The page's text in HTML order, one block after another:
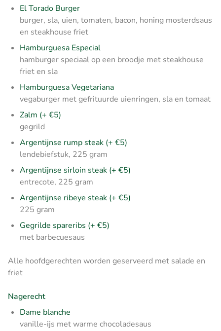
El Torado Burger
burger, sla, uien, tomaten, bacon, honing mosterdsaus
en steakhouse friet
Hamburguesa Especial
hamburger speciaal op een broodje met steakhouse
friet en sla
Hamburguesa Vegetariana
vegaburger met gefrituurde uienringen, sla en tomaat
Zalm (+ €5)
gegrild
Argentijnse rump steak (+ €5)
lendebiefstuk, 225 gram
Argentijnse sirloin steak (+ €5)
entrecote, 225 gram
Argentijnse ribeye steak (+ €5)
225 gram
Gegrilde spareribs (+ €5)
met barbecuesaus
Alle hoofdgerechten worden geserveerd met salade en
friet
Nagerecht
Dame blanche
vanille-ijs met warme chocoladesaus